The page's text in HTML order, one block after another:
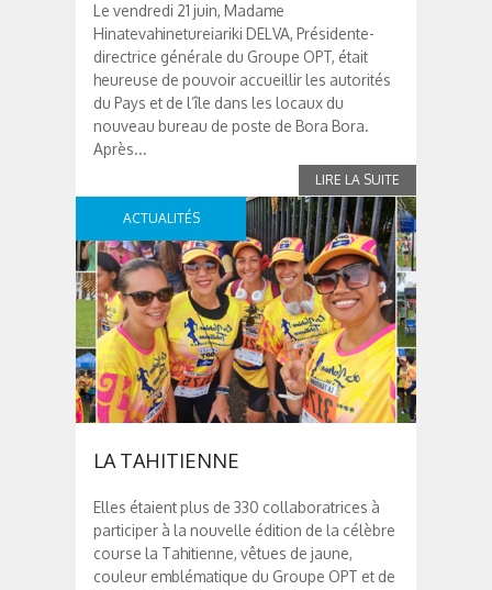
Le vendredi 21 juin, Madame
Hinatevahinetureiariki DELVA, Présidente-
directrice générale du Groupe OPT, était
heureuse de pouvoir accueillir les autorités
du Pays et de l’île dans les locaux du
nouveau bureau de poste de Bora Bora.
Après...
ACTUALITÉS
LA TAHITIENNE
Elles étaient plus de 330 collaboratrices à
participer à la nouvelle édition de la célèbre
course la Tahitienne, vêtues de jaune,
couleur emblématique du Groupe OPT et de